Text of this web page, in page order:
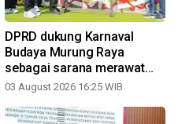
DPRD dukung Karnaval
Budaya Murung Raya
sebagai sarana merawat
tradisi
03 August 2026 16:25 WIB